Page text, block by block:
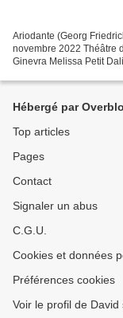
Ariodante (Georg
novembre 2022 Théâtre
Ginevra Melissa Petit
Hébergé par
Top articles
Pages
Contact
Signaler un abus
C.G.U.
Cookies et données
Préférences cookies
Voir le profil de